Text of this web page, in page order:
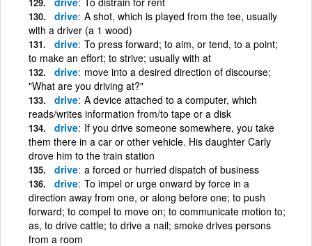
drive A shot, which is played from the tee, usually
with a driver (a 1 wood)
drive To press forward; to aim, or tend, to a point;
to make an effort; to strive; usually with at
drive move into a desired direction of discourse;
"What are you driving at?"
drive A device attached to a computer, which
reads/writes information from/to tape or a disk
drive If you drive someone somewhere, you take
them there in a car or other vehicle. His daughter Carly
drove him to the train station
drive a forced or hurried dispatch of business
drive To impel or urge onward by force in a
direction away from one, or along before one; to push
forward; to compel to move on; to communicate motion to;
as, to drive cattle; to drive a nail; smoke drives persons
from a room